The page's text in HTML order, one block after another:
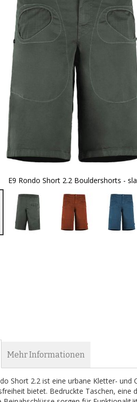
E9 Rondo Short 2.2 Bouldershorts -
Short 2.2 ist eine urbane Kletter-
bietet. Bedruckte Taschen, eine
Mehr Informationen